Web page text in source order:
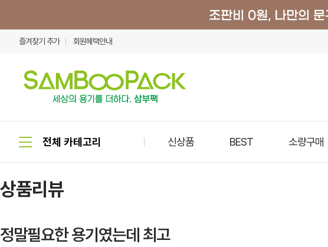
즐겨찾기 추가 회원혜택안내
신상품 BEST 소량구매
상품리뷰
정말필요한 용기였는데 최고